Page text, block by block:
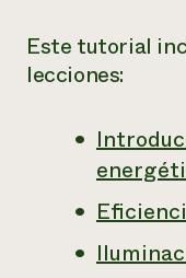
Este tutorial
lecciones: